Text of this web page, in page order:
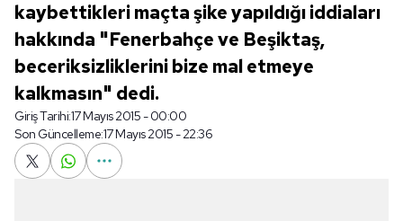
kaybettikleri maçta şike yapıldığı iddiaları
hakkında "Fenerbahçe ve Beşiktaş,
beceriksizliklerini bize mal etmeye
kalkmasın" dedi.
Giriş Tarihi:17 Mayıs 2015 - 00:00
Son Güncelleme:17 Mayıs 2015 - 22:36